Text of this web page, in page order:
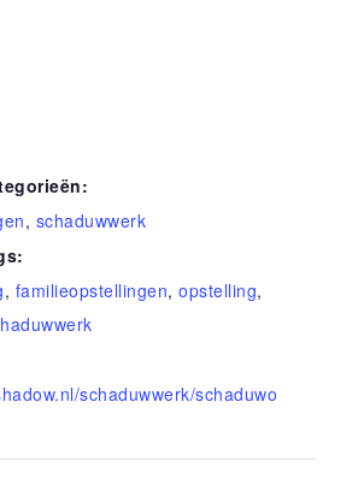
, schaduwwerk
, familieopstellingen, opstelling,
schaduwwerk/schaduwo